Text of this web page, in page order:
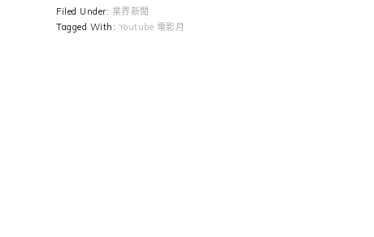
Filed Under: 業界新聞
Tagged With: Youtube 電影月